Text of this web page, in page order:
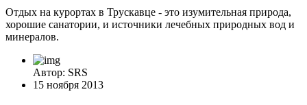
Отдых на курортах в Трускавце - это изумительная природа,
хорошие санатории, и источники лечебных природных вод и
минералов.
Автор: SRS
15 ноября 2013